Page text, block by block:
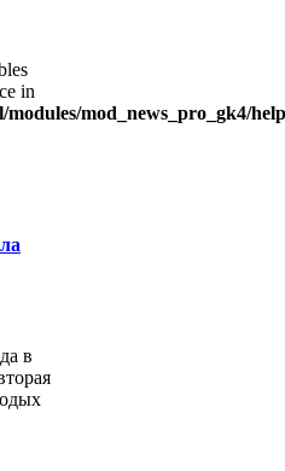
in
mod_news_pro_gk4/
в